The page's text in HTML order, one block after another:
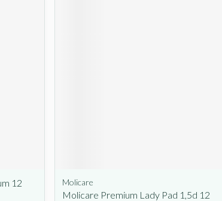
12 Molicare
Molicare Premium Lady Pad 1,5d 12